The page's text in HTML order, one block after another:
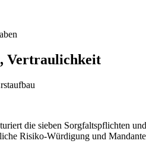
Vertraulichkeit
die sieben Sorgfaltspflichten
Risiko-Würdigung und